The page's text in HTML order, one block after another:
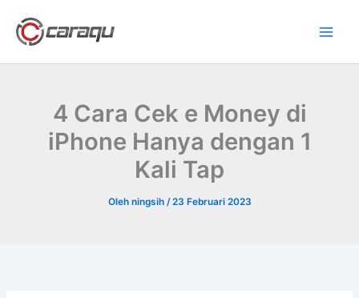
konten
4 Cara Cek e Money di
iPhone Hanya dengan 1
Kali Tap
Oleh ningsih /23 Februari 2023